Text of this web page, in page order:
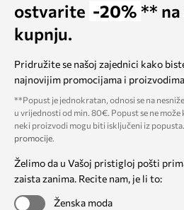
ostvarite -20% ** na
kupnju.
Pridružite se našoj zajednici kako
najnovijim promocijama i
**Popust je jednokratan, odnosi se na
u vrijednosti od min. 80€. Popust se ne
neki proizvodi mogu biti isključeni iz
promocije.
Želimo da u Vašoj pristigloj pošti
zaista zanima. Recite nam, je li to:
Ženska moda